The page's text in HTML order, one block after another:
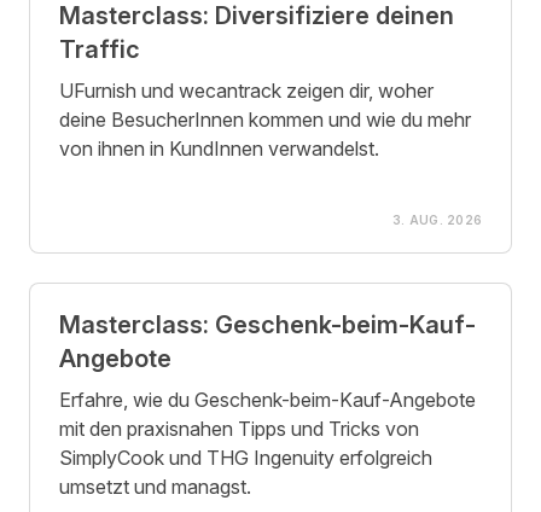
Masterclass: Diversifiziere deinen
Traffic
UFurnish und wecantrack zeigen dir, woher
deine BesucherInnen kommen und wie du mehr
von ihnen in KundInnen verwandelst.
3. AUG. 2026
Masterclass: Geschenk-beim-Kauf-
Angebote
Erfahre, wie du Geschenk-beim-Kauf-Angebote
mit den praxisnahen Tipps und Tricks von
SimplyCook und THG Ingenuity erfolgreich
umsetzt und managst.